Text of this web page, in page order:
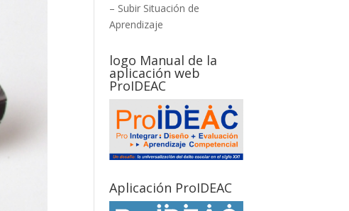
– Subir Situación de
Aprendizaje
logo Manual de la
aplicación web
ProIDEAC
Aplicación ProIDEAC